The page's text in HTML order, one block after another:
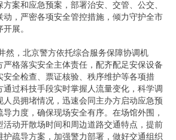
案和应急预案，部署治安、交管、公交、
动，严密各项安全管控措施，倾力守护全市
展。
然，北京警方依托综合服务保障协调机
严格落实安全主体责任，配齐配足安保设备
安全检查、票证核验、秩序维护等各项措
过科技手段实时掌握人流量变化，科学调
人员拥堵情况，迅速会同主办方启动应急预
力度，确保现场安全有序。在场馆外围，
活动开散场时间和周边道路交通特点，提前
护疏导方案，加强警力部署，做好交通组织